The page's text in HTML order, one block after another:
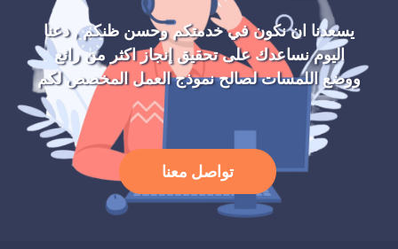
يسعدنا ان نكون في خدمتكم وحسن ظنكم , دعنا
اليوم نساعدك على تحقيق إنجاز اكثر من رائع
ووضع اللمسات لصالح نموذج العمل المخصص لكم
تواصل معنا